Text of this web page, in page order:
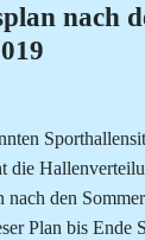
nach
die
nach den
Plan bis Ende